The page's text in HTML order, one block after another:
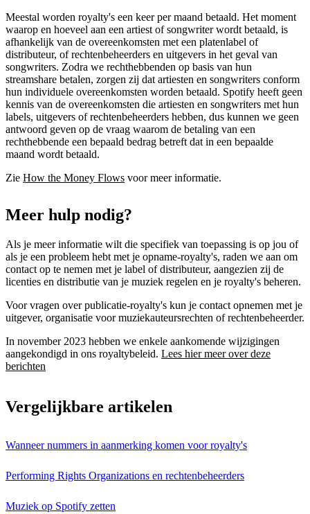
Meestal worden royalty's een keer per maand betaald. Het moment
waarop en hoeveel aan een artiest of songwriter wordt betaald, is
afhankelijk van de overeenkomsten met een platenlabel of
distributeur, of rechtenbeheerders en uitgevers in het geval van
songwriters. Zodra we rechthebbenden op basis van hun
streamshare betalen, zorgen zij dat artiesten en songwriters conform
hun individuele overeenkomsten worden betaald. Spotify heeft geen
kennis van de overeenkomsten die artiesten en songwriters met hun
labels, uitgevers of rechtenbeheerders hebben, dus kunnen we geen
antwoord geven op de vraag waarom de betaling van een
rechthebbende een bepaald bedrag betreft dat in een bepaalde
maand wordt betaald.
Zie How the Money Flows voor meer informatie.
Meer hulp nodig?
Als je meer informatie wilt die specifiek van toepassing is op jou of
als je een probleem hebt met je opname-royalty's, raden we aan om
contact op te nemen met je label of distributeur, aangezien zij de
licenties en distributie van je muziek regelen en je royalty's beheren.
Voor vragen over publicatie-royalty's kun je contact opnemen met je
uitgever, organisatie voor muziekauteursrechten of rechtenbeheerder.
In november 2023 hebben we enkele aankomende wijzigingen
aangekondigd in ons royaltybeleid. Lees hier meer over deze
berichten
Vergelijkbare artikelen
Wanneer nummers in aanmerking komen voor royalty's
Performing Rights Organizations en rechtenbeheerders
Muziek op Spotify zetten